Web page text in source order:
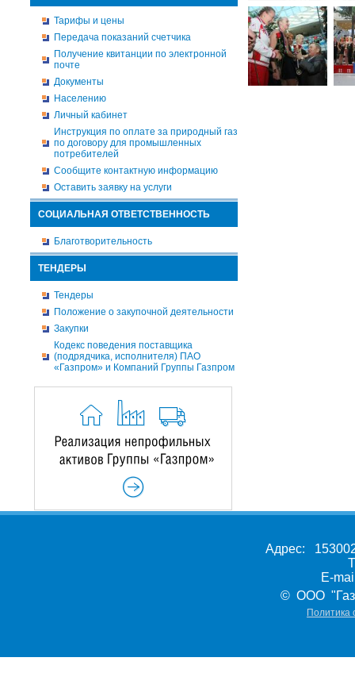
Тарифы и цены
Передача показаний счетчика
Получение квитанции по электронной
почте
Документы
Населению
Личный кабинет
Инструкция по оплате за природный газ
по договору для промышленных
потребителей
Сообщите контактную информацию
Оставить заявку на услуги
СОЦИАЛЬНАЯ ОТВЕТСТВЕННОСТЬ
Благотворительность
ТЕНДЕРЫ
Тендеры
Положение о закупочной деятельности
Закупки
Кодекс поведения поставщика
(подрядчика, исполнителя) ПАО
«Газпром» и Компаний Группы Газпром
Адрес:
E-
© ООО
Политика